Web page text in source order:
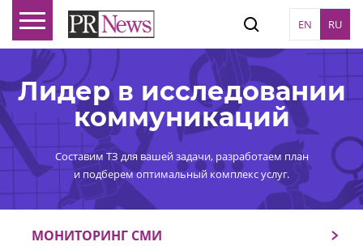
EN RU
Лидер в исследовании
коммуникаций
Составим ТЗ для вашей задачи, разработаем план
и подберем оптимальный комплекс услуг.
МОНИТОРИНГ СМИ